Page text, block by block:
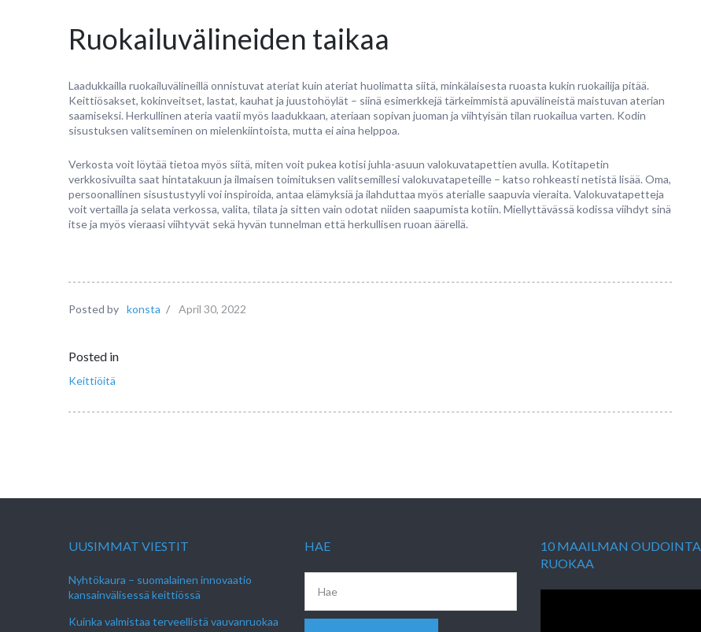
Ruokailuvälineiden taikaa
Laadukkailla ruokailuvälineillä onnistuvat ateriat kuin ateriat huolimatta siitä, minkälaisesta ruoasta kukin ruokailija pitää.
Keittiösakset, kokinveitset, lastat, kauhat ja juustohöylät – siinä esimerkkejä tärkeimmistä apuvälineistä maistuvan aterian
saamiseksi. Herkullinen ateria vaatii myös laadukkaan, ateriaan sopivan juoman ja viihtyisän tilan ruokailua varten. Kodin
sisustuksen valitseminen on mielenkiintoista, mutta ei aina helppoa.
Verkosta voit löytää tietoa myös siitä, miten voit pukea kotisi juhla-asuun valokuvatapettien avulla. Kotitapetin
verkkosivuilta saat hintatakuun ja ilmaisen toimituksen valitsemillesi valokuvatapeteille – katso rohkeasti netistä lisää. Oma,
persoonallinen sisustustyyli voi inspiroida, antaa elämyksiä ja ilahduttaa myös aterialle saapuvia vieraita. Valokuvatapetteja
voit vertailla ja selata verkossa, valita, tilata ja sitten vain odotat niiden saapumista kotiin. Miellyttävässä kodissa viihdyt sinä
itse ja myös vieraasi viihtyvät sekä hyvän tunnelman että herkullisen ruoan äärellä.
Posted by konsta / April 30, 2022
Posted in
Keittiöitä
UUSIMMAT VIESTIT
Nyhtökaura – suomalainen innovaatio
kansainvälisessä keittiössä
Kuinka valmistaa terveellistä vauvanruokaa
HAE
10 MAAILMAN OUDOINTA
RUOKAA